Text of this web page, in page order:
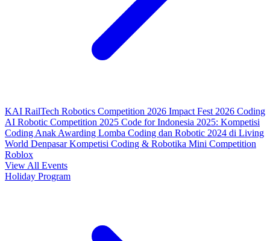
KAI RailTech Robotics Competition 2026 Impact Fest 2026 Coding
AI Robotic Competition 2025 Code for Indonesia 2025: Kompetisi
Coding Anak Awarding Lomba Coding dan Robotic 2024 di Living
World DenpasarKompetisi Coding & Robotika Mini Competition
Roblox
View All Events
Holiday Program